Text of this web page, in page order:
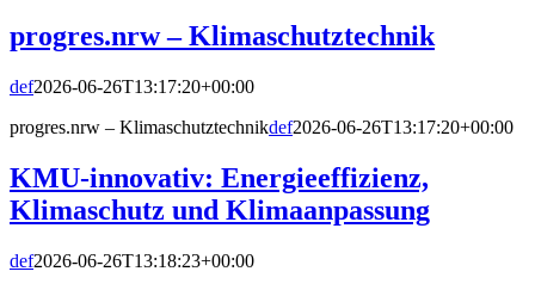
progres.nrw – Klimaschutztechnik
def2026-06-26T13:17:20+00:00
progres.nrw – Klimaschutztechnikdef2026-06-26T13:17:20+00:00
KMU-innovativ: Energieeffizienz,
Klimaschutz und Klimaanpassung
def2026-06-26T13:18:23+00:00